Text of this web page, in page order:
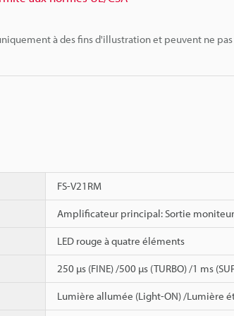
à des fins d'illustration et peuvent ne
FS-V21RM
Amplificateur principal: Sortie
LED rouge à quatre éléments
250 µs (FINE) /500 µs (TURBO) /1 ms
Lumière allumée (Light-ON) /Lumière